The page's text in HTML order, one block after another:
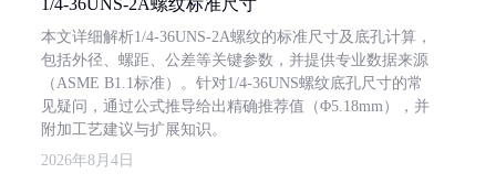
1/4-36UNS-2A螺纹标准尺寸
本文详细解析1/4-36UNS-2A螺纹的标准尺寸及底孔计算，
包括外径、螺距、公差等关键参数，并提供专业数据来源
（ASME B1.1标准）。针对1/4-36UNS螺纹底孔尺寸的常
见疑问，通过公式推导给出精确推荐值（Φ5.18mm），并
附加工艺建议与扩展知识。
2026年8月4日